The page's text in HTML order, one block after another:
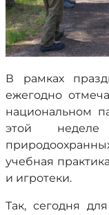
В рамках
ежегодно
национальном
этой неделе
учебная
и игротеки.
Так, сегодня